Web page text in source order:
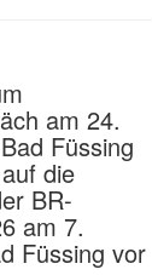
am 24.
Füssing
die
BR-
am 7.
Füssing vor